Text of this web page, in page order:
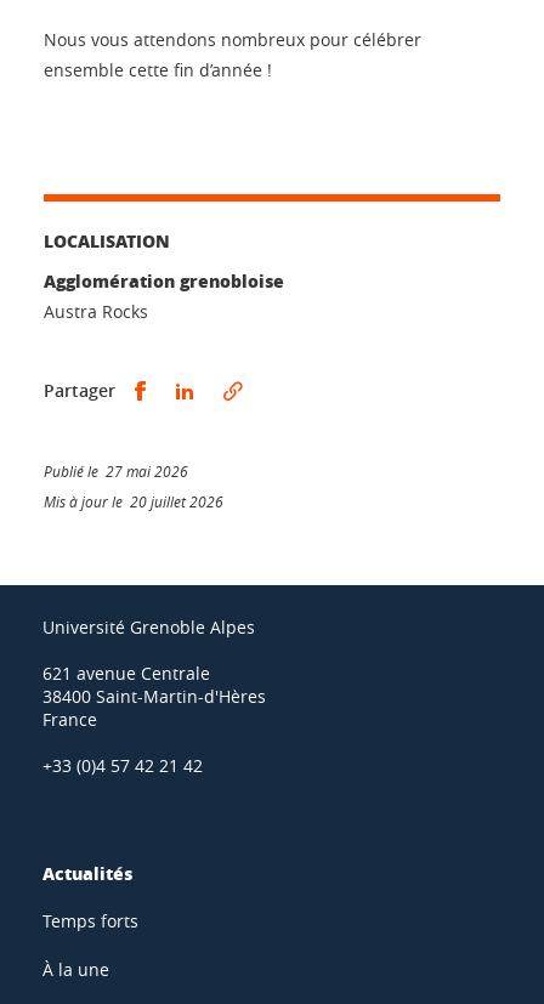
Nous vous attendons nombreux pour célébrer
ensemble cette fin d’année !
LOCALISATION
Agglomération grenobloise
Austra Rocks
Partager Partager sur Facebook
Partager sur LinkedIn
Publié le 27 mai 2026
Mis à jour le 20 juillet 2026
Université Grenoble Alpes
621 avenue Centrale
38400 Saint-Martin-d'Hères
France
+33 (0)4 57 42 21 42
Actualités
Temps forts
À la une